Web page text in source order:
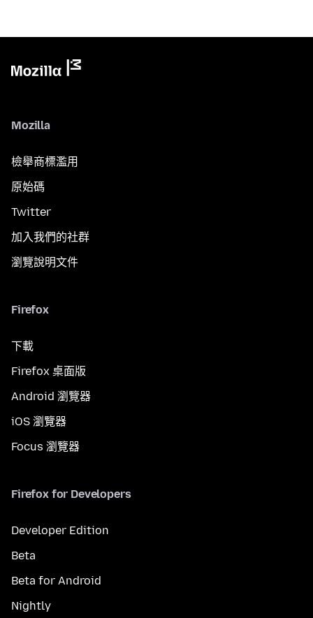
Mozilla
檢舉商標濫用
原始碼
Twitter
加入我們的社群
瀏覽說明文件
Firefox
下載
Firefox 桌面版
Android 瀏覽器
iOS 瀏覽器
Focus 瀏覽器
Firefox for Developers
Developer Edition
Beta
Beta for Android
Nightly